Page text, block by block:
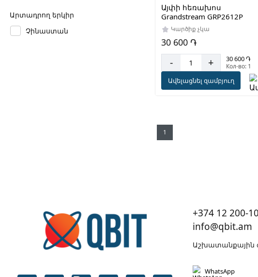
Արտադրող երկիր
Չինաստան
Այփի հեռախոս
Grandstream GRP2612P
Կարծիք չկա
30 600 ֏
- + 30 600 ֏
Кол-во: 1
Ավելացնել զամբյուղ
1
+374 12 200-
info@qbit.am
Աշխատանքային
WhatsApp